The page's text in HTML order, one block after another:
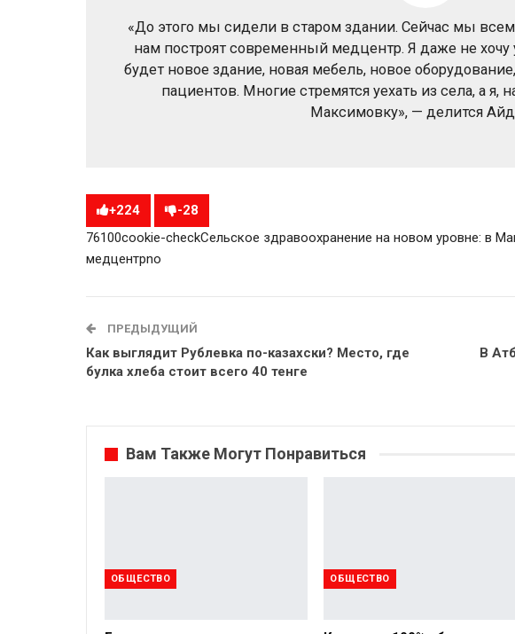
«До этого мы сидели в старом здании. Сейчас мы
нам построят современный медцентр. Я даже не хочу
будет новое здание, новая мебель, новое
пациентов. Многие стремятся уехать из села, а я,
Максимовку», — делится
+224 -28
76100cookie-checkСельское здравоохранение на новом уровне: в
медцентрno
ПРЕДЫДУЩИЙ
Как выглядит Рублевка по-казахски? Место, где
булка хлеба стоит всего 40 тенге
В
Вам Также Могут Понравиться
ОБЩЕСТВО ОБЩЕСТВО